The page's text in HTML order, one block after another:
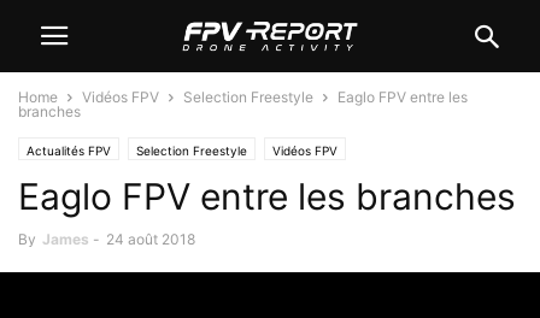
Home Vidéos FPV Selection Freestyle
Eaglo FPV entre les
branches
Actualités FPV Selection Freestyle Vidéos FPV
Eaglo FPV entre les branches
By James - 24 août 2018